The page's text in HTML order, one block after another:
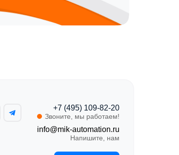
+7 (495) 109-82-20
Звоните, мы работаем!
info@mik-automation.ru
Напишите, нам